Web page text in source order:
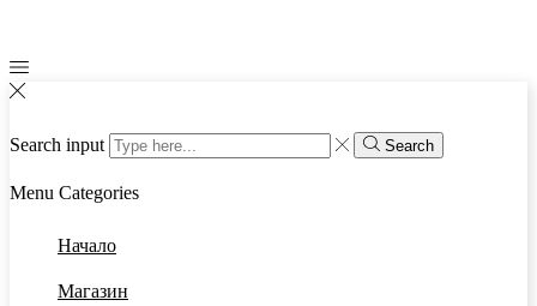
Search input Search
Menu Categories
Начало
Магазин